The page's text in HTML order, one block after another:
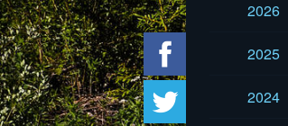
2026
2025
2024